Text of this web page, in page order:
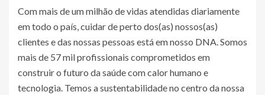
Com mais de um milhão de vidas atendidas diariamente
em todo o país, cuidar de perto dos(as) nossos(as)
clientes e das nossas pessoas está em nosso DNA. Somos
mais de 57 mil profissionais comprometidos em
construir o futuro da saúde com calor humano e
tecnologia. Temos a sustentabilidade no centro da nossa